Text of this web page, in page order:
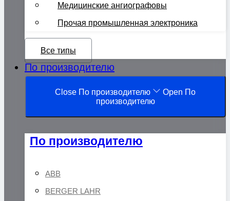
Медицинские ангиографовы
Прочая промышленная электроника
Все типы
По производителю
Close По производителю
Open По
производителю
По производителю
ABB
BERGER LAHR